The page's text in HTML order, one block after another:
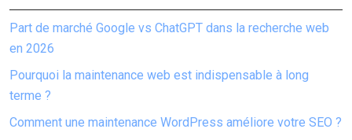
Part de marché Google vs ChatGPT dans la recherche web
en 2026
Pourquoi la maintenance web est indispensable à long
terme ?
Comment une maintenance WordPress améliore votre SEO ?